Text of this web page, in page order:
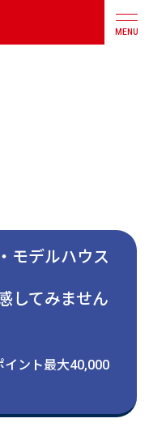
MENU
モデルハウス
してみません
イント最大40,000